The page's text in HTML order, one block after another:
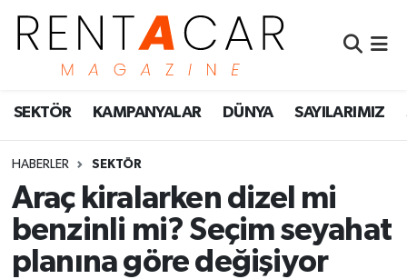
SEKTÖR KAMPANYALAR DÜNYA SAYILARIMIZ
HABERLER SEKTÖR
Araç kiralarken dizel mi
benzinli mi? Seçim seyahat
planına göre değişiyor
İstanbul Nöbetçi Eczaneler
İstanbul Hava Durumu
İstanbul Namaz Vakitleri
İstanbul Trafik Yoğunluk Haritası
Süper Lig Puan Durumu ve Fikstür